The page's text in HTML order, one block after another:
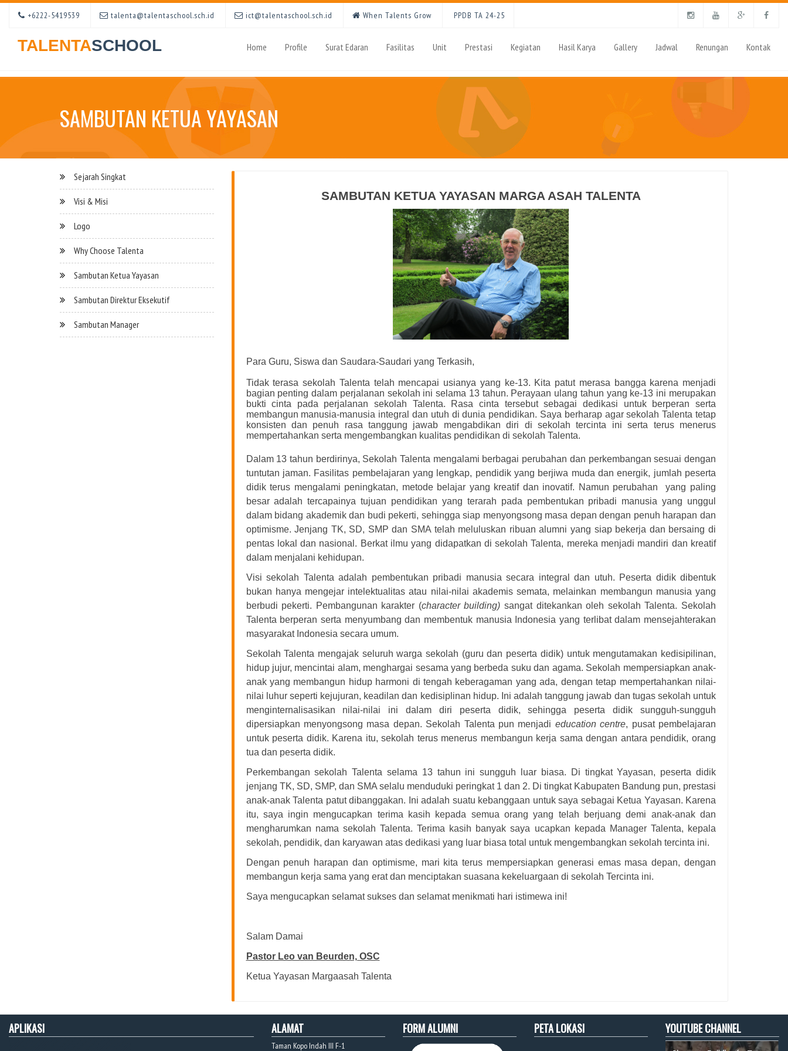
+6222-5419539 talenta@talentaschool.sch.id ict@talentaschool.sch.id When Talents Grow PPDB TA 24-25
TALENTASCHOOL Home Profile Surat Edaran Fasilitas Unit Prestasi Kegiatan Hasil Karya Gallery Jadwal Renungan Kontak
SAMBUTAN KETUA YAYASAN
Sejarah Singkat
Visi & Misi
Logo
Why Choose Talenta
Sambutan Ketua Yayasan
Sambutan Direktur Eksekutif
Sambutan Manager
SAMBUTAN KETUA YAYASAN MARGA ASAH TALENTA
Para Guru, Siswa dan Saudara-Saudari yang Terkasih,
Tidak terasa sekolah Talenta telah mencapai usianya yang ke-13. Kita patut merasa bangga karena menjadi
bagian penting dalam perjalanan sekolah ini selama 13 tahun. Perayaan ulang tahun yang ke-13 ini merupakan
bukti cinta pada perjalanan sekolah Talenta. Rasa cinta tersebut sebagai dedikasi untuk berperan serta
membangun manusia-manusia integral dan utuh di dunia pendidikan. Saya berharap agar sekolah Talenta tetap
konsisten dan penuh rasa tanggung jawab mengabdikan diri di sekolah tercinta ini serta terus menerus
mempertahankan serta mengembangkan kualitas pendidikan di sekolah Talenta.
Dalam 13 tahun berdirinya, Sekolah Talenta mengalami berbagai perubahan dan perkembangan sesuai dengan
tuntutan jaman. Fasilitas pembelajaran yang lengkap, pendidik yang berjiwa muda dan energik, jumlah peserta
didik terus mengalami peningkatan, metode belajar yang kreatif dan inovatif. Namun perubahan
yang paling
besar adalah tercapainya tujuan pendidikan yang terarah pada pembentukan pribadi manusia yang unggul
dalam bidang akademik dan budi pekerti, sehingga siap menyongsong masa depan dengan penuh harapan dan
optimisme. Jenjang TK, SD, SMP dan SMA telah meluluskan ribuan alumni yang siap bekerja dan bersaing di
pentas lokal dan nasional. Berkat ilmu yang didapatkan di sekolah Talenta, mereka menjadi mandiri dan kreatif
dalam menjalani kehidupan.
Visi sekolah Talenta adalah pembentukan pribadi manusia secara integral dan utuh. Peserta didik dibentuk
bukan hanya mengejar intelektualitas atau nilai-nilai akademis semata, melainkan membangun manusia yang
berbudi pekerti. Pembangunan karakter (character building) sangat ditekankan oleh sekolah Talenta. Sekolah
Talenta berperan serta menyumbang dan membentuk manusia Indonesia yang terlibat dalam mensejahterakan
masyarakat Indonesia secara umum.
Sekolah Talenta mengajak seluruh warga sekolah (guru dan peserta didik) untuk mengutamakan kedisipilinan,
hidup jujur, mencintai alam, menghargai sesama yang berbeda suku dan agama. Sekolah mempersiapkan anak-
anak yang membangun hidup harmoni di tengah keberagaman yang ada, dengan tetap mempertahankan nilai-
nilai luhur seperti kejujuran, keadilan dan kedisiplinan hidup. Ini adalah tanggung jawab dan tugas sekolah untuk
menginternalisasikan nilai-nilai ini dalam diri peserta didik, sehingga peserta didik sungguh-sungguh
dipersiapkan menyongsong masa depan. Sekolah Talenta pun menjadi education centre, pusat pembelajaran
untuk peserta didik. Karena itu, sekolah terus menerus membangun kerja sama dengan antara pendidik, orang
tua dan peserta didik.
Perkembangan sekolah Talenta selama 13 tahun ini sungguh luar biasa. Di tingkat Yayasan, peserta didik
jenjang TK, SD, SMP, dan SMA selalu menduduki peringkat 1 dan 2. Di tingkat Kabupaten Bandung pun, prestasi
anak-anak Talenta patut dibanggakan. Ini adalah suatu kebanggaan untuk saya sebagai Ketua Yayasan. Karena
itu, saya ingin mengucapkan terima kasih kepada semua orang yang telah berjuang demi anak-anak dan
mengharumkan nama sekolah Talenta. Terima kasih banyak saya ucapkan kepada Manager Talenta, kepala
sekolah, pendidik, dan karyawan atas dedikasi yang luar biasa total untuk mengembangkan sekolah tercinta ini.
Dengan penuh harapan dan optimisme, mari kita terus mempersiapkan generasi emas masa depan, dengan
membangun kerja sama yang erat dan menciptakan suasana kekeluargaan di sekolah Tercinta ini.
Saya mengucapkan selamat sukses dan selamat menikmati hari istimewa ini!
Salam Damai
Pastor Leo van Beurden, OSC
Ketua Yayasan Margaasah Talenta
APLIKASI ALAMAT
Taman Kopo Indah III F-1
FORM ALUMNI PETA LOKASI YOUTUBE CHANNEL